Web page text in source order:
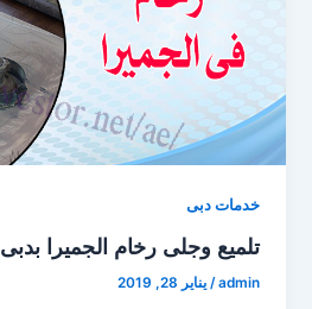
خدمات دبى
تلميع وجلى رخام الجميرا بدبى 0502025177
admin
/يناير 28, 2019